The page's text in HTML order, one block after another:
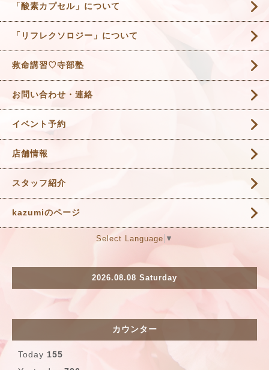
「酸素カプセル」について
「リフレクソロジー」について
救命講習♡寺部塾
お問い合わせ・連絡
イベント予約
店舗情報
スタッフ紹介
kazumiのページ
Select Language ▼
2026.08.08 Saturday
カウンター
Today 155